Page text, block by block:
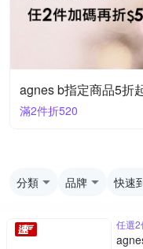
agnes b指定商品5折
滿2件折520
分類 品牌 快速
任選